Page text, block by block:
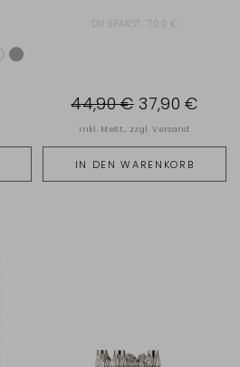
DU SPARST: 7,00 €
IN DEN WARENKORB
44,90 € 37,90 €
inkl. MwSt., zzgl.Versand